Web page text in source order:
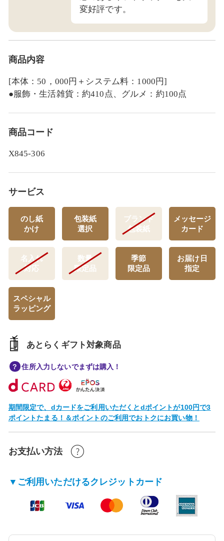
変好評です。
商品内容
[本体：50，000円＋システム料：1000円]
●服飾・生活雑貨：約410点、グルメ：約100点
商品コード
X845-306
サービス
のし紙
かけ
包装紙
選択
ブランド
包装紙
メッセージ
カード
名入れ
対応
数量
限定品
季節
限定品
お届け日
指定
スペシャル
ラッピング
あとらくギフト対象商品
住所入力しないでまずは購入！
期間限定で、dカードをご利用いただくとdポイントが100円で3
ポイントたまる！＆ポイントのご利用でおトクにお買い物！
お支払い方法
▼ご利用いただけるクレジットカード